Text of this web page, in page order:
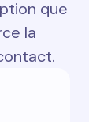
que
la